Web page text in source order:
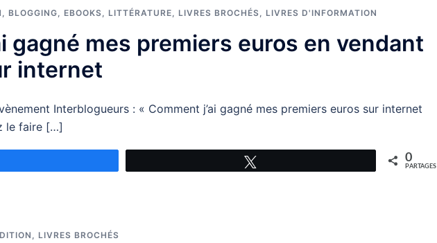
, BLOGGING, EBOOKS, LITTÉRATURE, LIVRES BROCHÉS, LIVRES D'INFORMATION
gagné mes premiers euros en vendant
internet
Interblogueurs : « Comment j’ai gagné mes premiers euros sur internet
le faire […]
0
PARTAGES
, LIVRES BROCHÉS